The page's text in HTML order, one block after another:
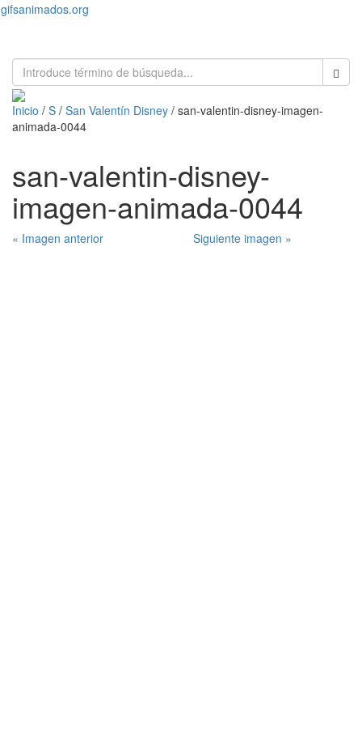
gifsanimados.org
Inicio / S / San Valentín Disney / san-valentin-disney-imagen-
animada-0044
san-valentin-disney-
imagen-animada-0044
« Imagen anterior Siguiente imagen »